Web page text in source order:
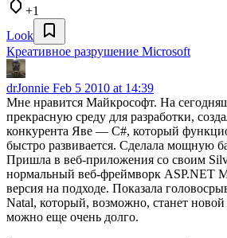
+1
Look
Креативное разрушение Microsoft
drJonnie Feb 5 2010 at 14:39
Мне нравится Майкрософт. На
прекрасную среду для разработки,
конкурента Яве — C#, который
быстро развивается. Сделала мощную
Пришла в веб-приложения со своим
нормальный веб-фреймворк ASP.NET
версия на подходе. Показала
Natal, который, возможно, станет
можно еще очень долго.